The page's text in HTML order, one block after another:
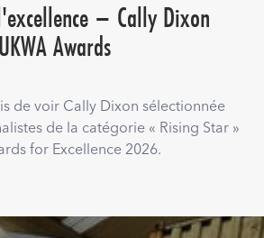
– Cally Dixon
Awards
de voir Cally Dixon sélectionnée
de la catégorie « Rising Star »
for Excellence 2026.